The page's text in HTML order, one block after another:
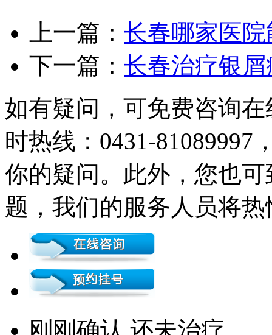
上一篇： 长春哪家医
下一篇： 长春治疗银
如有疑问，可免费咨询
时热线：0431-81089997
你的疑问。此外，您也
题，我们的服务人员将